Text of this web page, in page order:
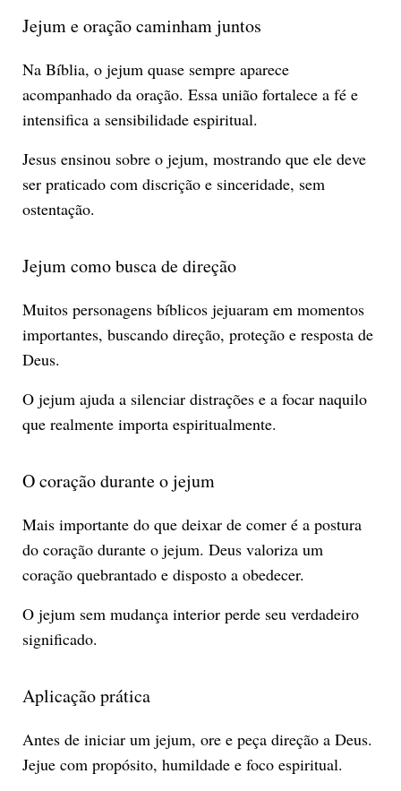
Jejum e oração caminham juntos
Na Bíblia, o jejum quase sempre aparece
acompanhado da oração. Essa união fortalece a fé e
intensifica a sensibilidade espiritual.
Jesus ensinou sobre o jejum, mostrando que ele deve
ser praticado com discrição e sinceridade, sem
ostentação.
Jejum como busca de direção
Muitos personagens bíblicos jejuaram em momentos
importantes, buscando direção, proteção e resposta de
Deus.
O jejum ajuda a silenciar distrações e a focar naquilo
que realmente importa espiritualmente.
O coração durante o jejum
Mais importante do que deixar de comer é a postura
do coração durante o jejum. Deus valoriza um
coração quebrantado e disposto a obedecer.
O jejum sem mudança interior perde seu verdadeiro
significado.
Aplicação prática
Antes de iniciar um jejum, ore e peça direção a Deus.
Jejue com propósito, humildade e foco espiritual.